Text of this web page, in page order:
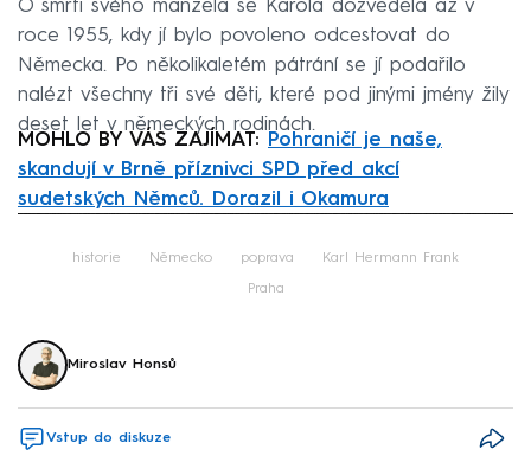
O smrti svého manžela se Karola dozvěděla až v
roce 1955, kdy jí bylo povoleno odcestovat do
Německa. Po několikaletém pátrání se jí podařilo
nalézt všechny tři své děti, které pod jinými jmény žily
deset let v německých rodinách.
MOHLO BY VÁS ZAJÍMAT: Pohraničí je naše,
skandují v Brně příznivci SPD před akcí
sudetských Němců. Dorazil i Okamura
historie Německo poprava Karl Hermann Frank
Praha
Miroslav Honsů
Vstup do diskuze